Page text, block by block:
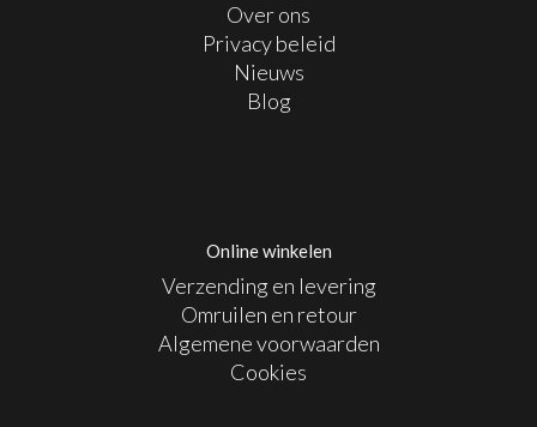
Over ons
Privacy beleid
Nieuws
Blog
Online winkelen
Verzending en levering
Omruilen en retour
Algemene voorwaarden
Cookies